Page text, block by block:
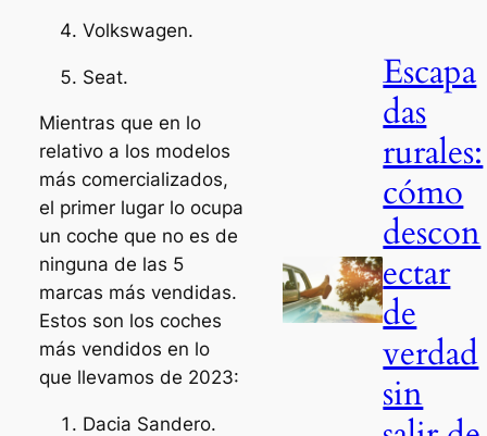
Volkswagen.
Seat.
Mientras que en lo
relativo a los modelos
más comercializados,
el primer lugar lo ocupa
un coche que no es de
ninguna de las 5
marcas más vendidas.
Estos son los coches
más vendidos en lo
que llevamos de 2023:
Dacia Sandero.
Escapa
das
rurales:
cómo
descon
ectar
de
verdad
sin